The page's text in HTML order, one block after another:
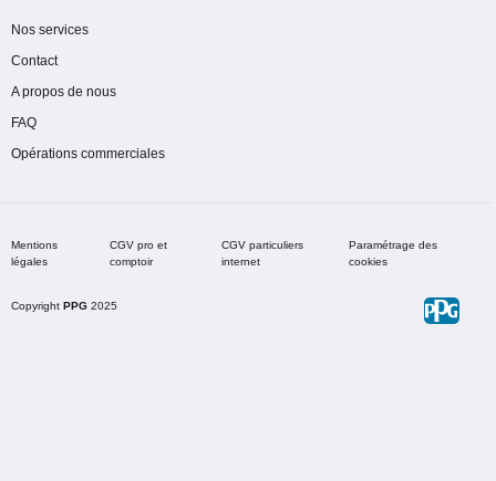
Nos services
Contact
A propos de nous
FAQ
Opérations commerciales
Mentions
légales
CGV pro et
comptoir
CGV particuliers
internet
Paramétrage des
cookies
Copyright PPG 2025